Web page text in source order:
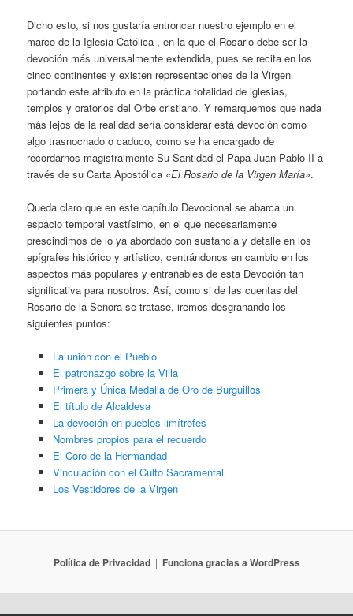
Dicho esto, si nos gustaría entroncar nuestro ejemplo en el
marco de la Iglesia Católica , en la que el Rosario debe ser la
devoción más universalmente extendida, pues se recita en los
cinco continentes y existen representaciones de la Virgen
portando este atributo en la práctica totalidad de iglesias,
templos y oratorios del Orbe cristiano. Y remarquemos que nada
más lejos de la realidad sería considerar está devoción como
algo trasnochado o caduco, como se ha encargado de
recordarnos magistralmente Su Santidad el Papa Juan Pablo II a
través de su Carta Apostólica «El Rosario de la Virgen María».
Queda claro que en este capítulo Devocional se abarca un
espacio temporal vastísimo, en el que necesariamente
prescindimos de lo ya abordado con sustancia y detalle en los
epígrafes histórico y artístico, centrándonos en cambio en los
aspectos más populares y entrañables de esta Devoción tan
significativa para nosotros. Así, como si de las cuentas del
Rosario de la Señora se tratase, iremos desgranando los
siguientes puntos:
La unión con el Pueblo
El patronazgo sobre la Villa
Primera y Única Medalla de Oro de Burguillos
El título de Alcaldesa
La devoción en pueblos limítrofes
Nombres propios para el recuerdo
El Coro de la Hermandad
Vinculación con el Culto Sacramental
Los Vestidores de la Virgen
Política de Privacidad Funciona gracias a WordPress